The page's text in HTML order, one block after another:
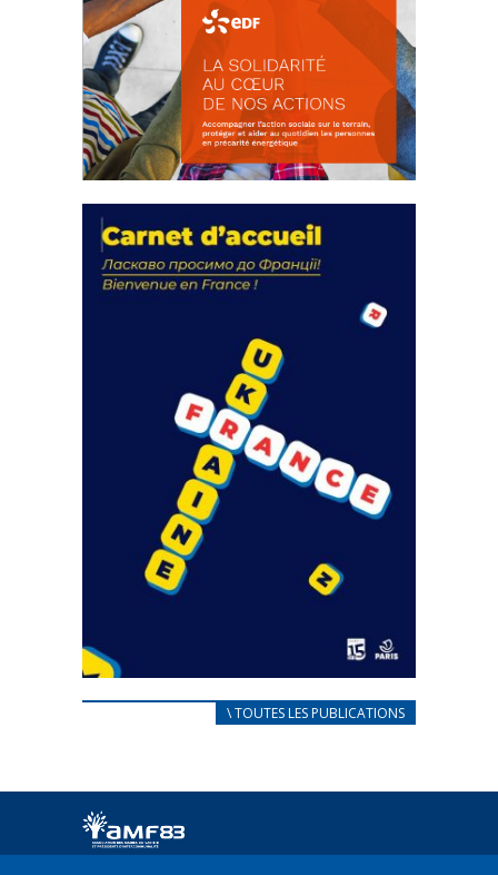
actions
18 septembre 2023
FEUILLETER
CARNET D’ACCUEIL
Afin d’accompagner au mieux les réfugiés
FEUILLETER
\ TOUTES LES PUBLICATIONS